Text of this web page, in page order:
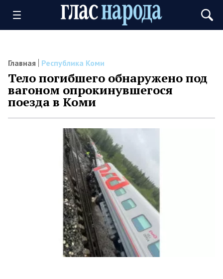
Главная Республика Коми
Тело погибшего обнаружено под
вагоном опрокинувшегося
поезда в Коми